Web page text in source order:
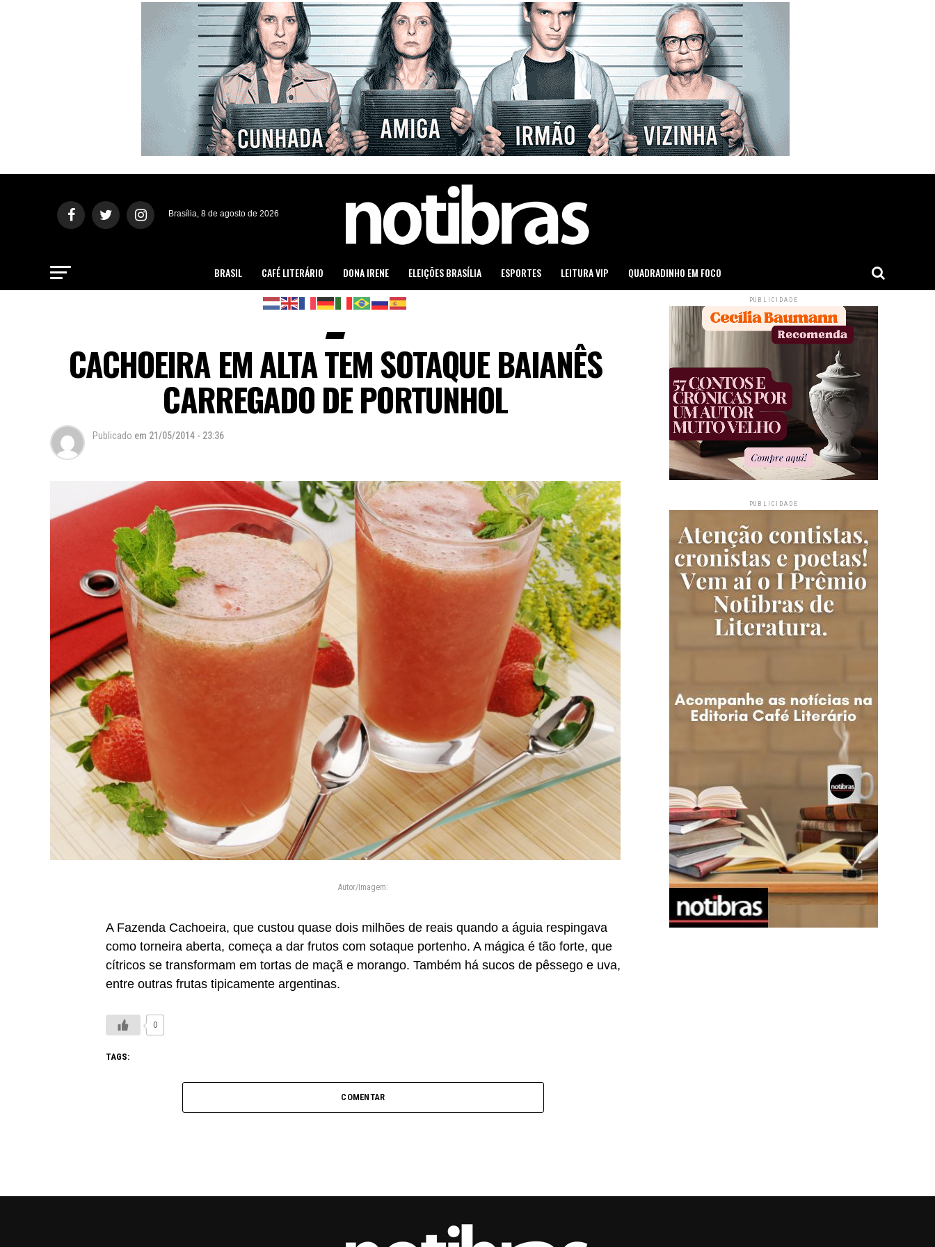
Brasília, 8 de agosto de 2026
BRASIL CAFÉ LITERÁRIO DONA IRENE ELEIÇÕES BRASÍLIA ESPORTES LEITURA VIP QUADRADINHO EM FOCO
CACHOEIRA EM ALTA TEM SOTAQUE BAIANÊS
CARREGADO DE PORTUNHOL
Publicado em 21/05/2014 - 23:36
Autor/Imagem:
A Fazenda Cachoeira, que custou quase dois milhões de reais quando a águia respingava
como torneira aberta, começa a dar frutos com sotaque portenho. A mágica é tão forte, que
cítricos se transformam em tortas de maçã e morango. Também há sucos de pêssego e uva,
entre outras frutas tipicamente argentinas.
0
TAGS:
COMENTAR
PUBLICIDADE
PUBLICIDADE